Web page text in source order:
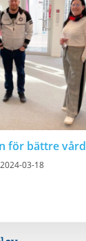
för bättre vård
2024-03-18